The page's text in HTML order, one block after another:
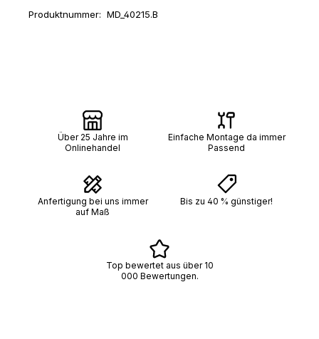
Produktnummer: MD_40215.B
Über 25 Jahre im
Onlinehandel
Einfache Montage da immer
Passend
Anfertigung bei uns immer
auf Maß
Bis zu 40 % günstiger!
Top bewertet aus über 10
000 Bewertungen.